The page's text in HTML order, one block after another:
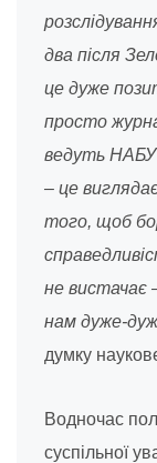
два після
це дуже
просто
ведуть НАБУ
– це
того, щоб
не вистачає
нам дуже-
думку
Водночас
суспільної